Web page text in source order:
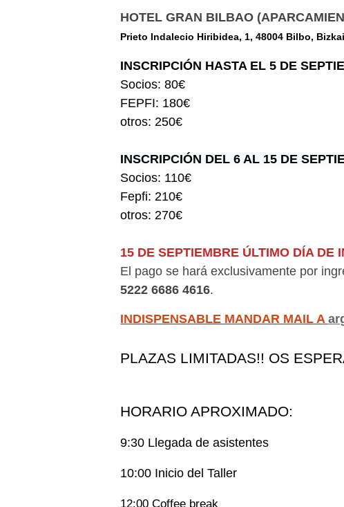
HOTEL GRAN BILBAO
Prieto Indalecio Hiribidea, 1, 48004 Bilbo,
INSCRIPCIÓN HASTA EL 5 DE
Socios: 80€
FEPFI: 180€
otros: 250€
INSCRIPCIÓN DEL 6 AL 15 DE
Socios: 110€
Fepfi: 210€
otros: 270€
15 DE SEPTIEMBRE ÚLTIMO DÍA DE
El pago se hará exclusivamente por
5222 6686 4616.
INDISPENSABLE MANDAR MAIL A
PLAZAS LIMITADAS!! OS
HORARIO APROXIMADO:
9:30 Llegada de asistentes
10:00 Inicio del Taller
12:00 Coffee break